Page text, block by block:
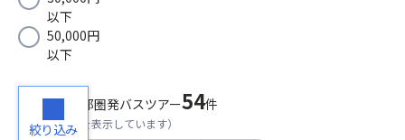
以下
50,000円
以下
絞り込み
検索結果 首都圏発バスツアー54件
1～20件目を表示しています）